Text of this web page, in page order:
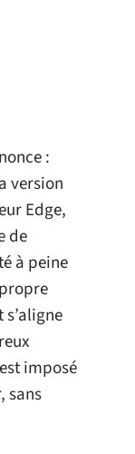
:
version
Edge,
de
à peine
imposé
sans